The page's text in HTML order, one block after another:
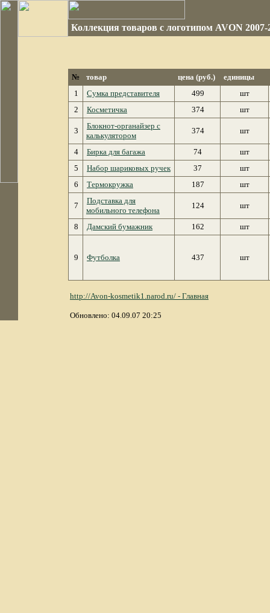
Коллекция товаров с логотипом AVON 2007-
№ товар цена (руб.)
единицы
1
Сумка представителя 499
шт
2
Косметичка 374 шт
3
Блокнот-органайзер с
калькулятором
374 шт
4 Бирка для багажа 74
шт
5
Набор шариковых ручек 37
шт
6
Термокружка 187 шт
7
Подставка для
мобильного телефона
124 шт
8 Дамский бумажник 162 шт
9 Футболка 437 шт
http://Avon-kosmetik1.narod.ru/ - Главная
Обновлено: 04.09.07 20:25